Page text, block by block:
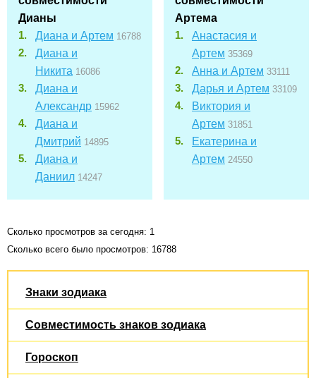
Дианы
Диана и Артем 16788
Диана и
Никита 16086
Диана и
Александр 15962
Диана и
Дмитрий 14895
Диана и
Даниил 14247
Артема
Анастасия и
Артем 35369
Анна и Артем 33111
Дарья и Артем 33109
Виктория и
Артем 31851
Екатерина и
Артем 24550
Сколько просмотров за сегодня: 1
Сколько всего было просмотров: 16788
Знаки зодиака
Совместимость знаков зодиака
Гороскоп